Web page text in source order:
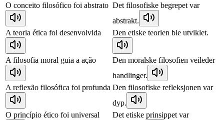
O conceito filosófico foi abstrato Det filosofiske begrepet var
abstrakt.
A teoria ética foi desenvolvida
Den etiske teorien ble utviklet.
A filosofia moral guia a ação
Den moralske filosofien veileder
handlinger.
A reflexão filosófica foi profunda Den filosofiske refleksjonen var
dyp.
O princípio ético foi universal
Det etiske prinsippet var